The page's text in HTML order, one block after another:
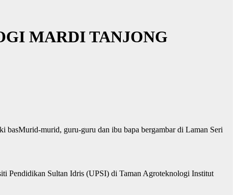
MARDI TANJONG
Murid-murid, guru-guru dan ibu bapa bergambar di Laman Seri
Pendidikan Sultan Idris (UPSI) di Taman Agroteknologi Institut